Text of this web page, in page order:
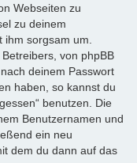
Webseiten zu
zu deinem
sorgsam um.
von phpBB
deinem Passwort
haben, so kannst du
benutzen. Die
Benutzernamen und
ein neu
dem du dann auf das